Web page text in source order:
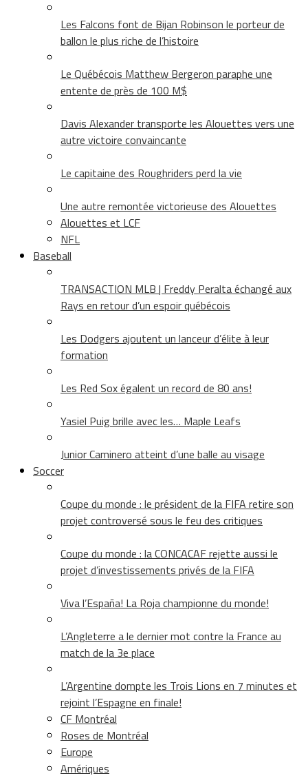
Les Falcons font de Bijan Robinson le porteur de
ballon le plus riche de l’histoire
Le Québécois Matthew Bergeron paraphe une
entente de près de 100 M$
Davis Alexander transporte les Alouettes vers une
autre victoire convaincante
Le capitaine des Roughriders perd la vie
Une autre remontée victorieuse des Alouettes
Alouettes et LCF
NFL
Baseball
TRANSACTION MLB | Freddy Peralta échangé aux
Rays en retour d’un espoir québécois
Les Dodgers ajoutent un lanceur d’élite à leur
formation
Les Red Sox égalent un record de 80 ans!
Yasiel Puig brille avec les… Maple Leafs
Junior Caminero atteint d’une balle au visage
Soccer
Coupe du monde : le président de la FIFA retire son
projet controversé sous le feu des critiques
Coupe du monde : la CONCACAF rejette aussi le
projet d’investissements privés de la FIFA
Viva l’España! La Roja championne du monde!
L’Angleterre a le dernier mot contre la France au
match de la 3e place
L’Argentine dompte les Trois Lions en 7 minutes et
rejoint l’Espagne en finale!
CF Montréal
Roses de Montréal
Europe
Amériques